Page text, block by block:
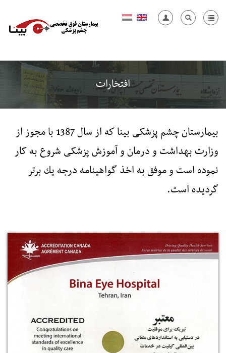
افتخارات
بيمارستان چشم پزشکی بينا كه از سال 1387 با مجوز از
وزارت بهداشت و درمان و آموزش پزشکی شروع به کار
نموده است و موفق به اخذ گواهينامه درجه يك برتر
گرديده است.